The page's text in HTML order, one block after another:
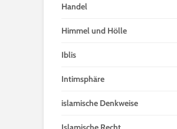
Handel
Himmel und Hölle
Iblis
Intimsphäre
islamische Denkweise